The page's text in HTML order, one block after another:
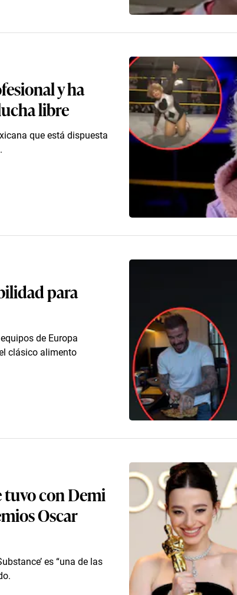
y ha
libre
que está dispuesta
para
de Europa
clásico alimento
tuvo con Demi
Oscar
es “una de las